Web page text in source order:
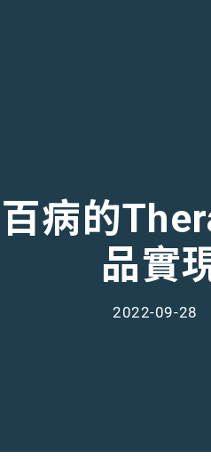
病的
品實
2022-09-28